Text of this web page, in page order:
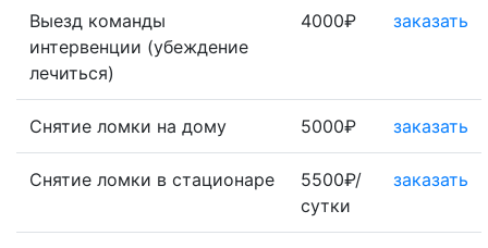
Выезд команды
интервенции (убеждение
лечиться)
4000₽ заказать
Снятие ломки на дому 5000₽ заказать
Снятие ломки в стационаре
5500₽/
сутки
заказать